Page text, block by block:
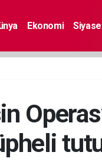
Ekonomi